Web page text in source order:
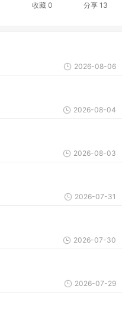
收藏 0 分享 13
2026-08-06
2026-08-04
2026-08-03
2026-07-31
2026-07-30
2026-07-29